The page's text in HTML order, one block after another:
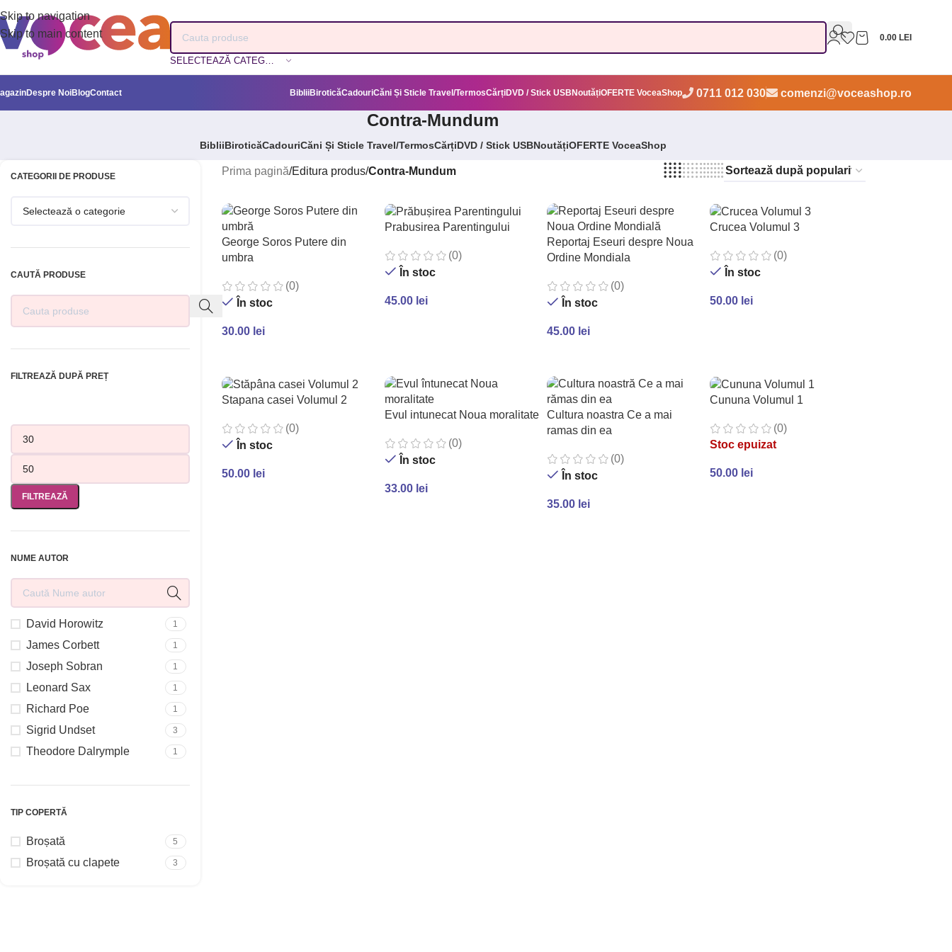
Skip to navigation
Skip to main content
0.00 LEI
Despre NoiBlogContact BibliiBiroticăCadouriCăni Și Sticle Travel/TermosCărțiDVD / Stick USB NoutățiOFERTE VoceaShop 0711 012 030 comenzi@voceashop.ro
Contra-Mundum
BibliiBiroticăCadouriCăni Și Sticle Travel/TermosCărțiDVD / Stick USBNoutățiOFERTE VoceaShop
CATEGORII DE PRODUSE
CAUTĂ PRODUSE
FILTREAZĂ DUPĂ PREȚ
FILTREAZĂ
NUME AUTOR
David Horowitz 1
James Corbett 1
Joseph Sobran 1
Leonard Sax 1
Richard Poe 1
Sigrid Undset 3
Theodore Dalrymple 1
TIP COPERTĂ
Broșată 5
Broșată cu clapete 3
Prima pagină/Editura produs/Contra-Mundum
George Soros Putere din
umbra
(0)
În stoc
30.00 lei
Prabusirea Parentingului
(0)
În stoc
45.00 lei
Reportaj Eseuri despre Noua
Ordine Mondiala
(0)
În stoc
45.00 lei
Crucea Volumul 3
(0)
În stoc
50.00 lei
Stapana casei Volumul 2
(0)
În stoc
50.00 lei
Evul intunecat Noua moralitate
(0)
În stoc
33.00 lei
Cultura noastra Ce a mai
ramas din ea
(0)
În stoc
35.00 lei
Cununa Volumul 1
(0)
Stoc epuizat
50.00 lei